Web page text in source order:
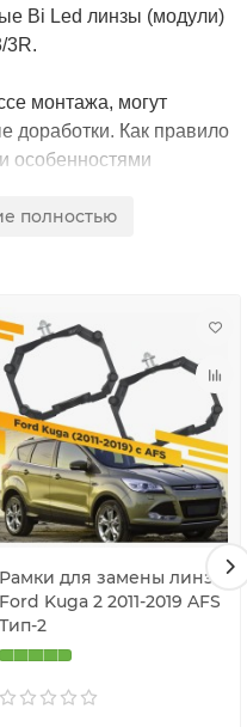
Bi Led линзы (модули)
3R.
монтажа, могут
доработки. Как правило
особенностями
самих переходных
полностью
Рамки для замены линз
Ford Kuga 2 2011-2019 AFS
Тип-2